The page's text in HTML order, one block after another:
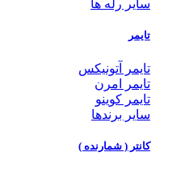
سایر رله ها
تایمر
تایمر آتونیکس
تایمر امرن
تایمر کوینو
سایر برندها
کانتر ( شمارنده )